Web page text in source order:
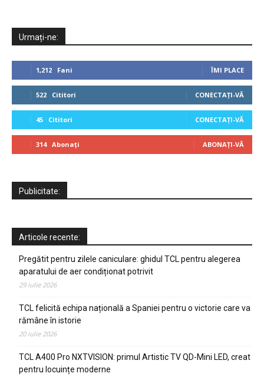
Urmați-ne:
1,212 Fani ÎMI PLACE
522 Cititori CONECTAȚI-VĂ
45 Cititori CONECTAȚI-VĂ
314 Abonați ABONAȚI-VĂ
Publicitate:
Articole recente:
Pregătit pentru zilele caniculare: ghidul TCL pentru alegerea
aparatului de aer condiționat potrivit
29 iulie 2026
TCL felicită echipa națională a Spaniei pentru o victorie care va
rămâne în istorie
20 iulie 2026
TCL A400 Pro NXTVISION: primul Artistic TV QD-Mini LED, creat
pentru locuințe moderne